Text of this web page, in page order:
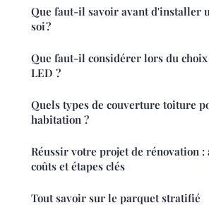
Que faut-il savoir avant d'installer
soi ?
Que faut-il considérer lors du
LED ?
Quels types de couverture toiture
habitation ?
Réussir votre projet de rénovation :
coûts et étapes clés
Tout savoir sur le parquet stratifié